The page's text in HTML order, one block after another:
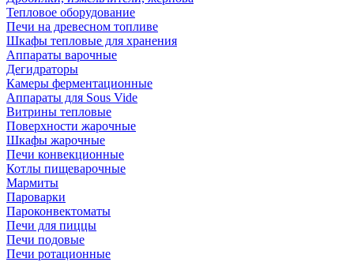
Тепловое оборудование
Печи на древесном топливе
Шкафы тепловые для хранения
Аппараты варочные
Дегидраторы
Камеры ферментационные
Аппараты для Sous Vide
Витрины тепловые
Поверхности жарочные
Шкафы жарочные
Печи конвекционные
Котлы пищеварочные
Мармиты
Пароварки
Пароконвектоматы
Печи для пиццы
Печи подовые
Печи ротационные